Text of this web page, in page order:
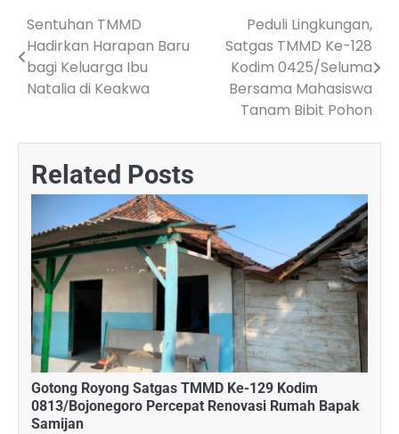
Post
navigation
Sentuhan TMMD
Hadirkan Harapan Baru
bagi Keluarga Ibu
Natalia di Keakwa
Peduli Lingkungan,
Satgas TMMD Ke-128
Kodim 0425/Seluma
Bersama Mahasiswa
Tanam Bibit Pohon
Related Posts
Gotong Royong Satgas TMMD Ke-129 Kodim
0813/Bojonegoro Percepat Renovasi Rumah Bapak
Samijan